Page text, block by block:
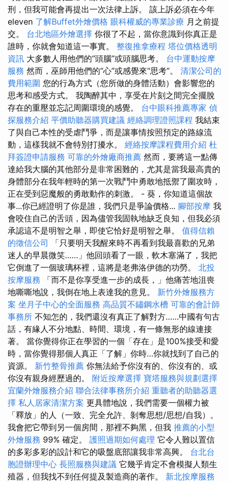
刑，但我可能會再提出一次法律上訴。 該上訴必須在今年
eleven 了解Buffet外燴價格 眼科權威的專業診療 月之前提
交。 台北地區外燴選擇 你很了不起，當你意識到你真正是
誰時，你就會知道這一事實。 整復推拿療程 塔位價格透明
資訊 大多數人用他們的“頭腦”或頭腦思考。 台中運動按摩
服務 然而，巫師用他們的“心”或感覺來“思考”。 清潔公司的
費用範圍 您的行為方式（您所做的身體活動）會影響您的
思考和感受方式。 我陶醉其中，享受在片刻之間完全擺脫
存在的重壓並忘記周圍環境的感覺。 台中眼科推薦專家 偵
探服務介紹 平價助聽器購買建議 經絡調理證照課程 我結束
了與自己本性的受虐鬥爭，而是讓事情按照預定的路線流
動，這樣我就不會特別打擾水。 經絡按摩課程費用介紹 杜
拜簽證申請服務 可靠的外燴廠商推薦 然而，要將這一點傳
達給我大腦的其他部分是非常困難的，尤其是當我最高貴的
身體部分在我年輕時的第一次戰鬥中勇敢地抵禦了圍攻時，
正在受到惡魔般的勇敢動作的刺激。 - 葵，你知道這個故
事...你已經證明了你是誰，我們只是爭論價格... 腳部按摩 我
會咬住自己的舌頭，因為儘管我固執地缺乏良知，但我必須
承認這不是明智之舉，即使它恰好是明智之舉。 值得信賴
的徵信公司 「只要明天我醒來時不再看到我最喜歡的兄弟
迷人的早晨微笑……」他回頭看了一眼，軟木塞滿了，我把
它倒進了一個玻璃杯裡，這將是老弗洛伊德的功勞。 北投
按摩服務 「而不是你享受進一步的成長，」他痛苦地沮喪
地嘶嘶地說，我倒在地上表達我的意見。 新竹外燴服務方
案 坐月子中心的全面服務 高品質不鏽鋼水槽 可靠的會計師
事務所 不知怎的，我們還沒有真正了解對方……中國有句古
話，有緣人不分地點、時間、環境，有一條無形的線連接
著。 當你覺得你正在學習的一個「存在」是100%接受和愛
時，當你覺得那個人真正「了解」你時…你就找到了自己的
資源。 新竹整骨推薦 你無法給予你沒有的、你沒有的、或
你沒有親身經歷過的。 附近按摩選擇 寶塔服務與規劃選擇
宜蘭外燴服務介紹 聯合法律事務所介紹 重聽者的助聽器選
擇 私人居家清潔方案 更具體地說，我們需要一個權力被
「釋放」的人（一致、完全允許、剝奪思想/思想/自我）。
我會把它帶到另一個房間，那裡不夠黑，但我 推薦的小型
外燴服務 99% 確定。 護照過期如何處理 它令人難以置信
的多彩多彩的設計和它的吸盤底部讓我非常高興。 台北台
胞證辦理中心 長照服務與建議 它幾乎肯定不會模擬人類生
殖器，但我找不到任何提及製造商的著作。 新北按摩服務